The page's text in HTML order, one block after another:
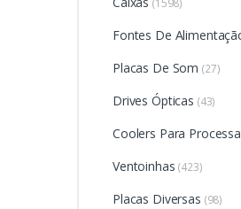
(1598)
Fontes De
Placas De Som (27)
Drives Ópticas (43)
Coolers Para
Ventoinhas (423)
Placas Diversas (98)